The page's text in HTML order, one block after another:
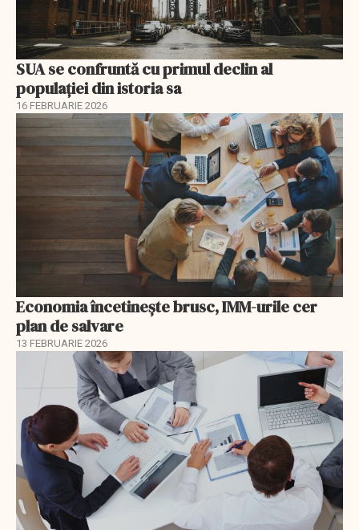
SUA se confruntă cu primul declin al
populației din istoria sa
16 FEBRUARIE 2026
Economia încetinește brusc, IMM-urile cer
plan de salvare
13 FEBRUARIE 2026